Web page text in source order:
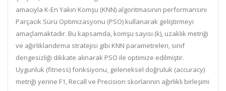
amacıyla K-En Yakın Komşu (KNN) algoritmasının performansını
Parçacık Sürü Optimizasyonu (PSO) kullanarak geliştirmeyi
amaçlamaktadır. Bu kapsamda, komşu sayısı (k), uzaklık metriği
ve ağırlıklandırma stratejisi gibi KNN parametreleri, sınıf
dengesizliği dikkate alınarak PSO ile optimize edilmiştir.
Uygunluk (fitness) fonksiyonu, geleneksel doğruluk (accuracy)
metriği yerine F1, Recall ve Precision skorlarının ağırlıklı birleşimi